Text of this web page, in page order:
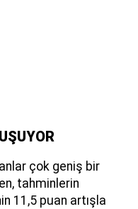
çok geniş bir
tahminlerin
11,5 puan artışla